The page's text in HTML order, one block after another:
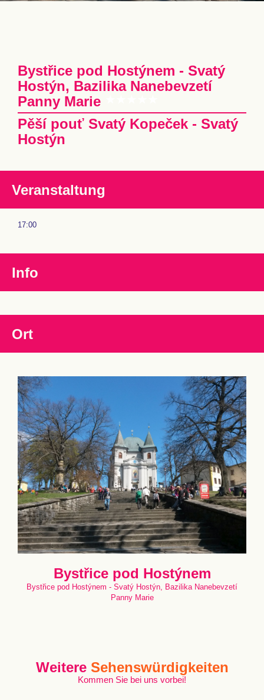
Bystřice pod Hostýnem - Svatý
Hostýn, Bazilika Nanebevzetí
Panny Marie
Pěší pouť Svatý Kopeček - Svatý
Hostýn
Veranstaltung
17:00
Info
Ort
Bystřice pod Hostýnem
Bystřice pod Hostýnem - Svatý Hostýn, Bazilika Nanebevzetí
Panny Marie
Weitere Sehenswürdigkeiten
Kommen Sie bei uns vorbei!